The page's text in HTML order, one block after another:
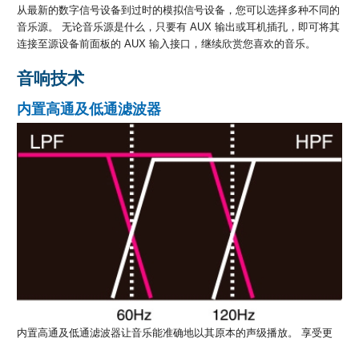
从最新的数字信号设备到过时的模拟信号设备，您可以选择多种不同的
音乐源。 无论音乐源是什么，只要有 AUX 输出或耳机插孔，即可将其
连接至源设备前面板的 AUX 输入接口，继续欣赏您喜欢的音乐。
音响技术
内置高通及低通滤波器
内置高通及低通滤波器让音乐能准确地以其原本的声级播放。 享受更